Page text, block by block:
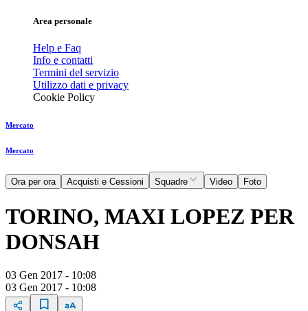
Area personale
Help e Faq
Info e contatti
Termini del servizio
Utilizzo dati e privacy
Cookie Policy
Mercato
Mercato
Ora per ora Acquisti e Cessioni Squadre Video Foto
TORINO, MAXI LOPEZ PER
DONSAH
03 Gen 2017 - 10:08
03 Gen 2017 - 10:08